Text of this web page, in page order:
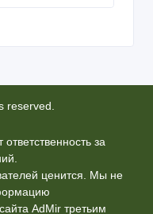
reserved.
за
ценится. Мы не
AdMir третьим